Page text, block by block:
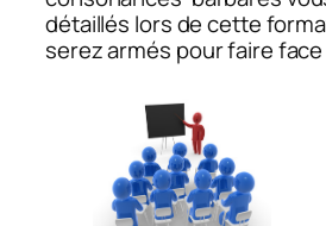
détaillés lors de cette
serez armés pour faire